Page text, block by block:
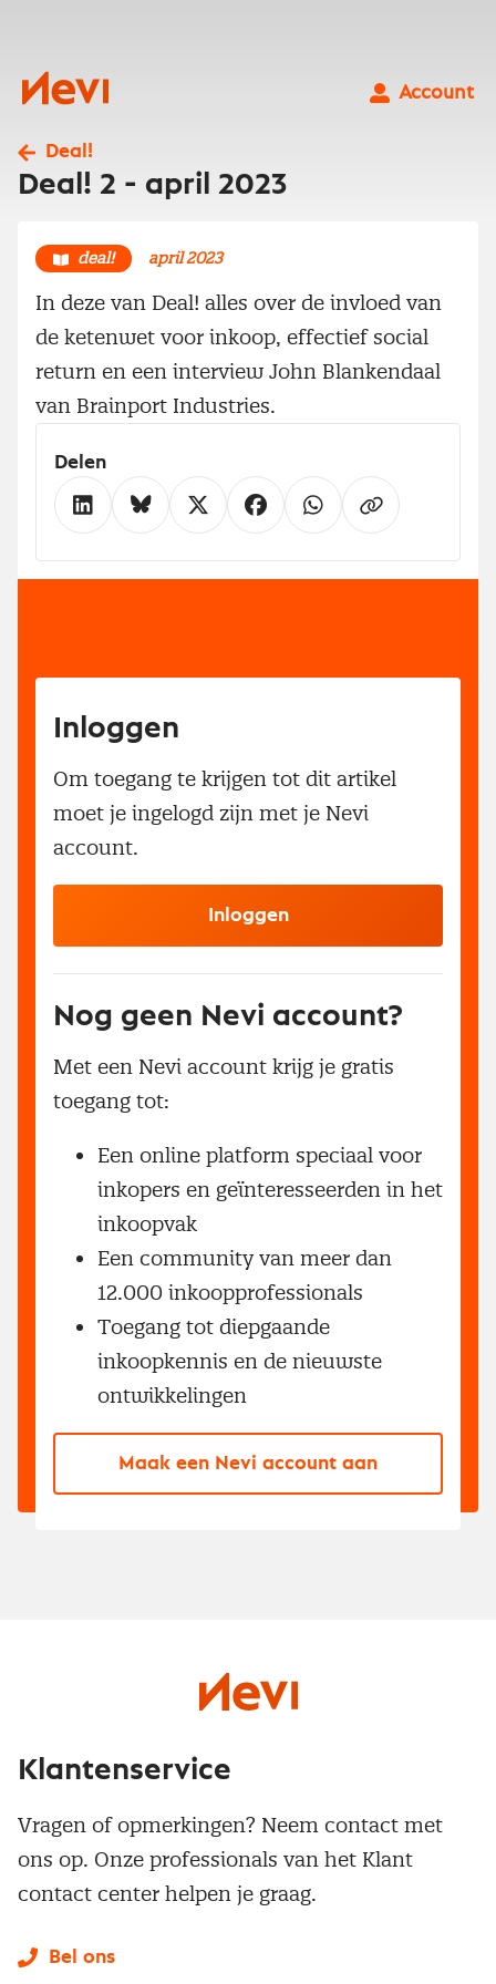
Nevi
Account
Deal!
Deal! 2 - april 2023
deal! april 2023
In deze van Deal! alles over de invloed van
de ketenwet voor inkoop, effectief social
return en een interview John Blankendaal
van Brainport Industries.
Delen
Inloggen
Om toegang te krijgen tot dit artikel
moet je ingelogd zijn met je Nevi
account.
Inloggen
Nog geen Nevi account?
Met een Nevi account krijg je gratis
toegang tot:
Een online platform speciaal voor
inkopers en geïnteresseerden in het
inkoopvak
Een community van meer dan
12.000 inkoopprofessionals
Toegang tot diepgaande
inkoopkennis en de nieuwste
ontwikkelingen
Maak een Nevi account aan
Klantenservice
Vragen of opmerkingen? Neem contact met
ons op. Onze professionals van het Klant
contact center helpen je graag.
Bel ons